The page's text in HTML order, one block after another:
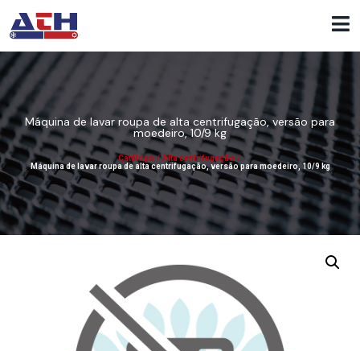
Máquina de lavar roupa de alta centrifugação, versão para
moedeiro, 10/9 kg
Catálogo / Alta centrifugação /
Máquina de lavar roupa de alta centrifugação, versão para moedeiro, 10/9 kg